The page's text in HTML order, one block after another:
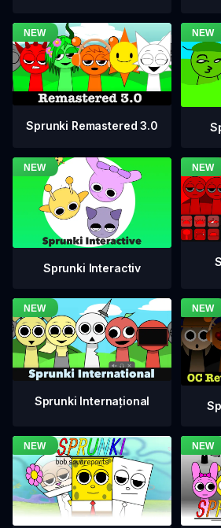
Sprunki Remastered 3.0
Sprunki Interactiv
Sprunki Internațional